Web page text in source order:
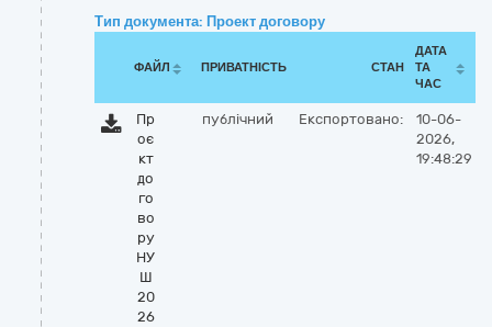
Тип документа: Проект договору
ФАЙЛ ПРИВАТНІСТЬ СТАН
ДАТА
ТА
ЧАС
Пр
оє
кт
до
го
во
ру
НУ
Ш
20
26
публічний Експортовано:
10-06-
2026,
19:48:29